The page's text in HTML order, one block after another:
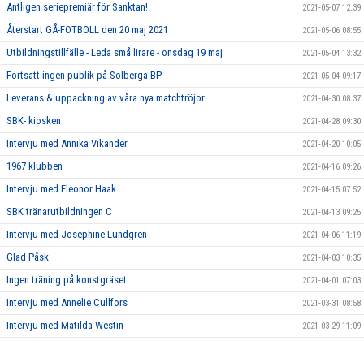
Äntligen seriepremiär för Sanktan! 2021-05-07 12:39
Återstart GÅ-FOTBOLL den 20 maj 2021 2021-05-06 08:55
Utbildningstillfälle - Leda små lirare - onsdag 19 maj 2021-05-04 13:32
Fortsatt ingen publik på Solberga BP 2021-05-04 09:17
Leverans & uppackning av våra nya matchtröjor 2021-04-30 08:37
SBK- kiosken 2021-04-28 09:30
Intervju med Annika Vikander 2021-04-20 10:05
1967 klubben 2021-04-16 09:26
Intervju med Eleonor Haak 2021-04-15 07:52
SBK tränarutbildningen C 2021-04-13 09:25
Intervju med Josephine Lundgren 2021-04-06 11:19
Glad Påsk 2021-04-03 10:35
Ingen träning på konstgräset 2021-04-01 07:03
Intervju med Annelie Cullfors 2021-03-31 08:58
Intervju med Matilda Westin 2021-03-29 11:09